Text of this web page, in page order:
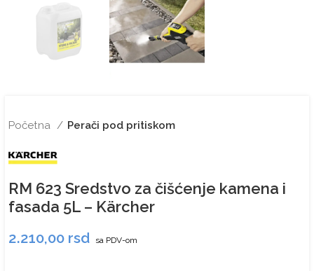
Početna Perači pod pritiskom
RM 623 Sredstvo za čišćenje kamena i
fasada 5L – Kärcher
2.210,00 rsd sa PDV-om